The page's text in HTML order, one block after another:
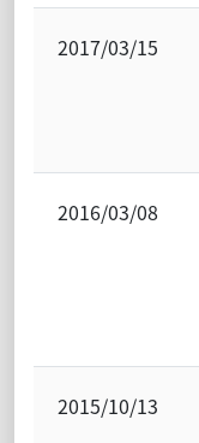
2017/03/15
2016/03/08
2015/10/13